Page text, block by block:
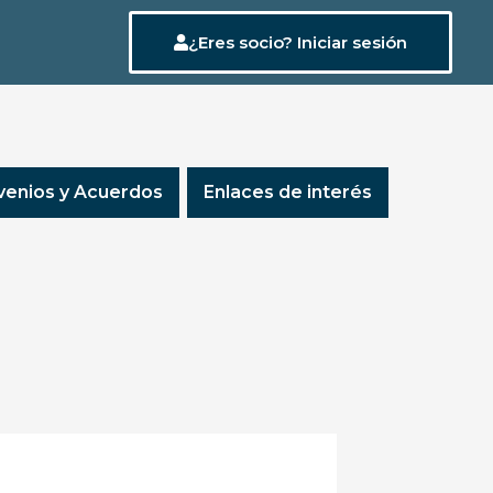
¿Eres socio? Iniciar sesión
y Acuerdos Enlaces de interés